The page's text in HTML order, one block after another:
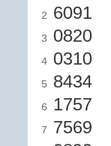
2 6091
3 0820
4 0310
5 8434
6 1757
7 7569